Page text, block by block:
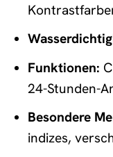
Funktionen:
24-Stunden-
Besondere
indizes,